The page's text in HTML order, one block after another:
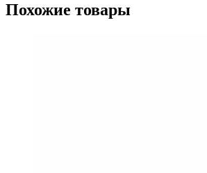
Похожие товары